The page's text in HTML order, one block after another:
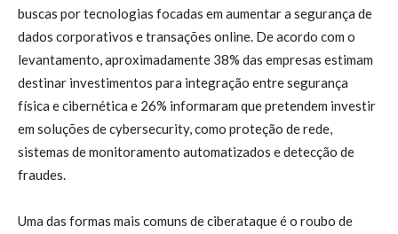
buscas por tecnologias focadas em aumentar a segurança de
dados corporativos e transações online. De acordo com o
levantamento, aproximadamente 38% das empresas estimam
destinar investimentos para integração entre segurança
física e cibernética e 26% informaram que pretendem investir
em soluções de cybersecurity, como proteção de rede,
sistemas de monitoramento automatizados e detecção de
fraudes.
Uma das formas mais comuns de ciberataque é o roubo de